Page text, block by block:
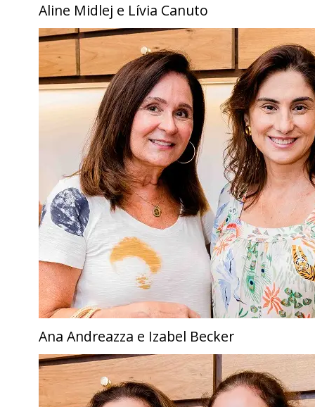
Aline Midlej e Lívia Canuto
Ana Andreazza e Izabel Becker